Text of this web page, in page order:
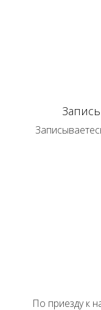
По приезду к